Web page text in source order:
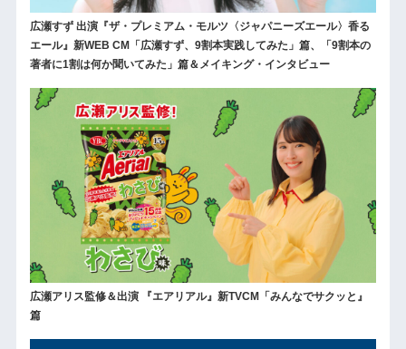
広瀬すず 出演『ザ・プレミアム・モルツ〈ジャパニーズエール〉香る
エール』新WEB CM「広瀬すず、9割本実践してみた」篇、「9割本の
著者に1割は何か聞いてみた」篇＆メイキング・インタビュー
広瀬アリス監修＆出演 『エアリアル』新TVCM「みんなでサクッと』
篇